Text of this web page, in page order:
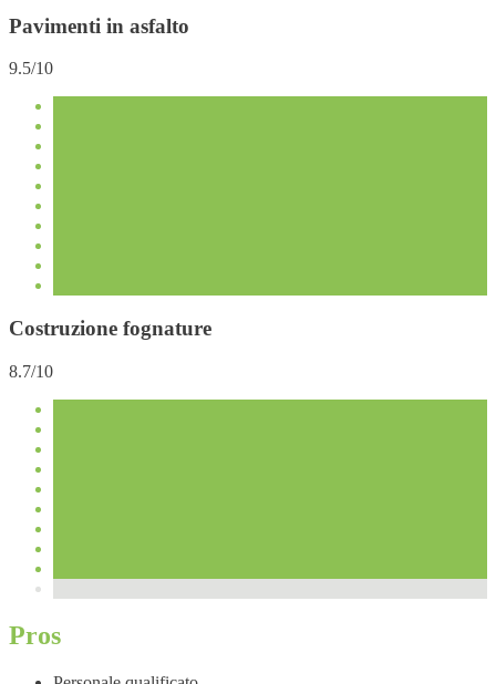
Pavimenti in asfalto
9.5/10
Costruzione fognature
8.7/10
Pros